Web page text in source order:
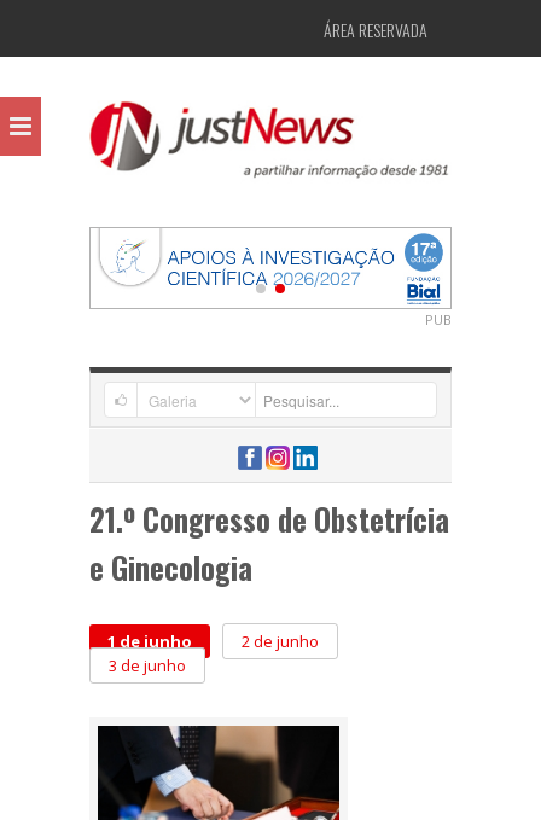
ÁREA RESERVADA
PUB
21.º Congresso de Obstetrícia
e Ginecologia
1 de junho
2 de junho
3 de junho